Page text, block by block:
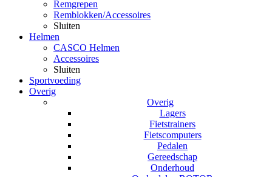
Remgrepen
Remblokken/Accessoires
Sluiten
Helmen
CASCO Helmen
Accessoires
Sluiten
Sportvoeding
Overig
Overig
Lagers
Fietstrainers
Fietscomputers
Pedalen
Gereedschap
Onderhoud